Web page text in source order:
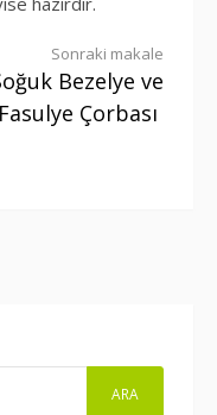
Sonraki makale
Bezelye ve
Fasulye Çorbası
ARA